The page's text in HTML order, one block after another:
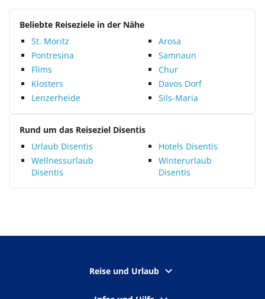
Beliebte Reiseziele in der Nähe
St. Moritz
Arosa
Pontresina
Samnaun
Flims
Chur
Klosters
Davos Dorf
Lenzerheide
Sils-Maria
Rund um das Reiseziel Disentis
Urlaub Disentis
Hotels Disentis
Wellnessurlaub
Disentis
Winterurlaub
Disentis
Reise und Urlaub